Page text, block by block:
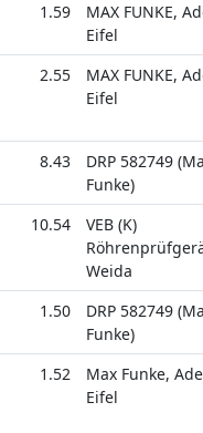
1.59
MAX FUNKE,
Eifel
2.55
MAX FUNKE,
Eifel
8.43
DRP 582749
Funke)
10.54
VEB (K)
Weida
1.50
DRP 582749
Funke)
1.52
Max Funke,
Eifel